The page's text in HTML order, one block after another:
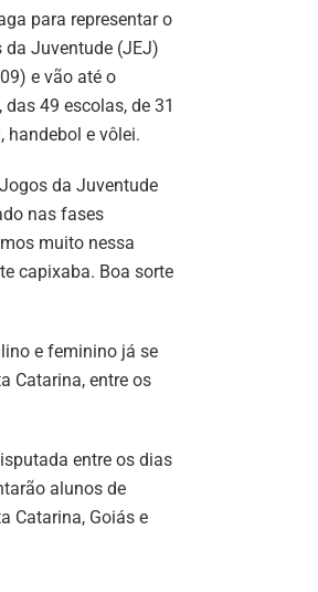
para representar o
da Juventude (JEJ)
e vão até o
49 escolas, de 31
handebol e vôlei.
da Juventude
nas fases
muito nessa
capixaba. Boa sorte
e feminino já se
Catarina, entre os
entre os dias
alunos de
Catarina, Goiás e